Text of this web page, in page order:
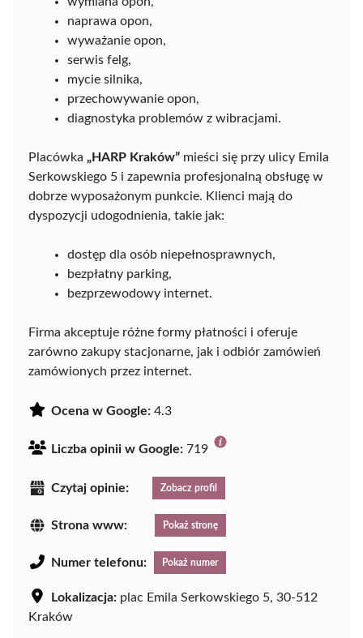
naprawa opon,
wyważanie opon,
serwis felg,
mycie silnika,
przechowywanie opon,
diagnostyka problemów z wibracjami.
Placówka „HARP Kraków” mieści się przy ulicy Emila
Serkowskiego 5 i zapewnia profesjonalną obsługę w
dobrze wyposażonym punkcie. Klienci mają do
dyspozycji udogodnienia, takie jak:
dostęp dla osób niepełnosprawnych,
bezpłatny parking,
bezprzewodowy internet.
Firma akceptuje różne formy płatności i oferuje
zarówno zakupy stacjonarne, jak i odbiór zamówień
zamówionych przez internet.
Ocena w Google: 4.3
Liczba opinii w Google: 719
Czytaj opinie: Zobacz profil
Strona www: Pokaż stronę
Numer telefonu: Pokaż numer
Lokalizacja: plac Emila Serkowskiego 5, 30-512
Kraków